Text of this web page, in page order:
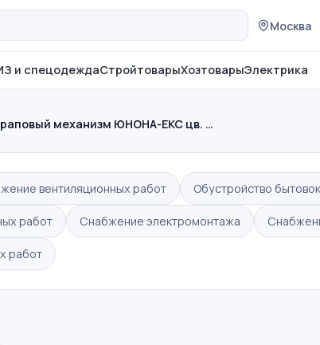
Москва
и спецодеждаСтройтоварыХозтоварыЭлектрика
механизм ЮНОНА-ЕКС цв. …
вентиляционных работ Обустройство бытовок
работ Снабжение электромонтажа
работ